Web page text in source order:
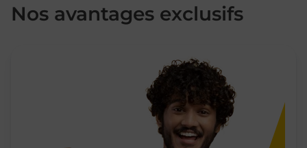
Nos avantages exclusifs